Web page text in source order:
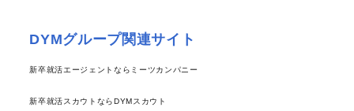
DYMグループ関連サイト
新卒就活エージェントならミーツカンパニー
新卒就活スカウトならDYMスカウト